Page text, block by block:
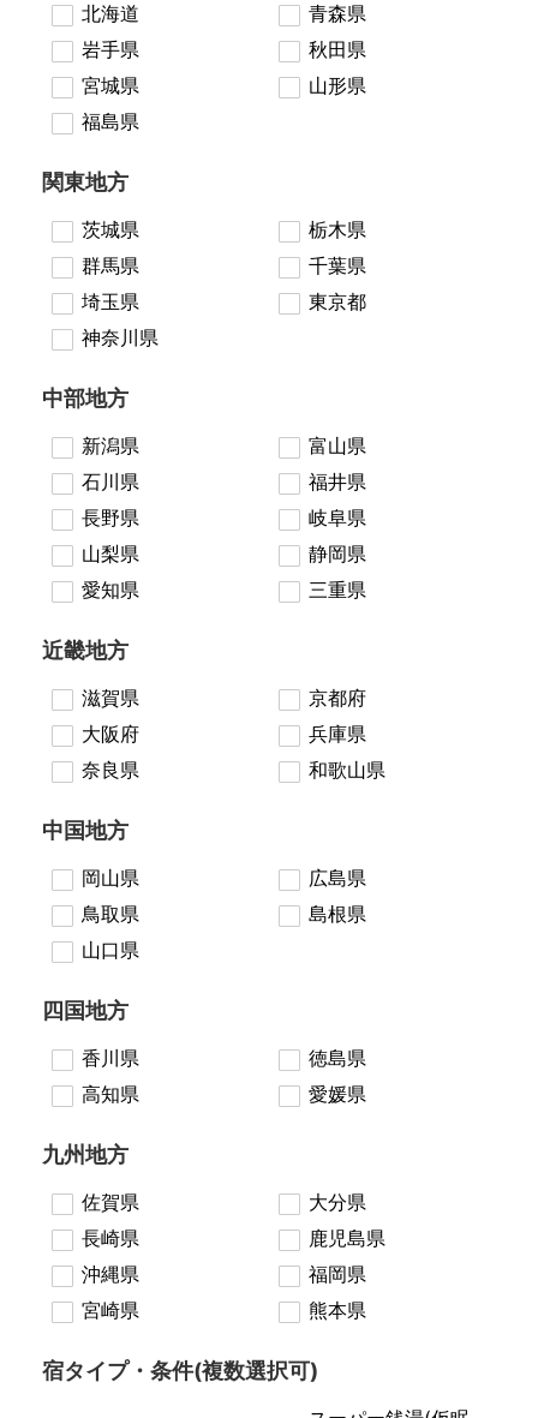
北海道
青森県
岩手県
秋田県
宮城県
山形県
福島県
関東地方
茨城県
栃木県
群馬県
千葉県
埼玉県
東京都
神奈川県
中部地方
新潟県
富山県
石川県
福井県
長野県
岐阜県
山梨県
静岡県
愛知県
三重県
近畿地方
滋賀県
京都府
大阪府
兵庫県
奈良県
和歌山県
中国地方
岡山県
広島県
鳥取県
島根県
山口県
四国地方
香川県
徳島県
高知県
愛媛県
九州地方
佐賀県
大分県
長崎県
鹿児島県
沖縄県
福岡県
宮崎県
熊本県
宿タイプ・条件(複数選択可)